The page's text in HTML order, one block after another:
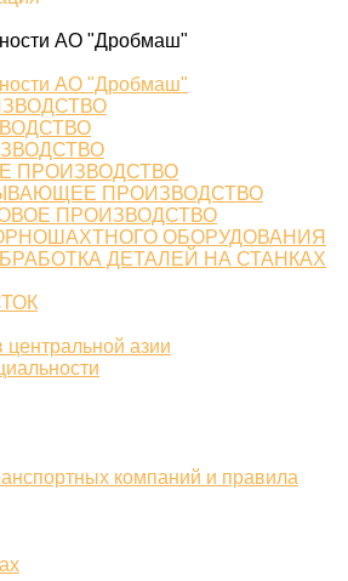
АО "Дробмаш"
АО "Дробмаш"
ПРОИЗВОДСТВО
ПРОИЗВОДСТВО
ПРОИЗВОДСТВО
ОБОРУДОВАНИЯ
ДЕТАЛЕЙ НА СТАНКАХ
центральной азии
компаний и правила